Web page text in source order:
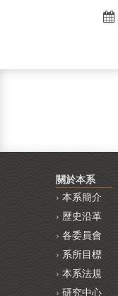
關於本系
本系簡介
歷史沿革
各委員會
系所目標
本系法規
研究中心